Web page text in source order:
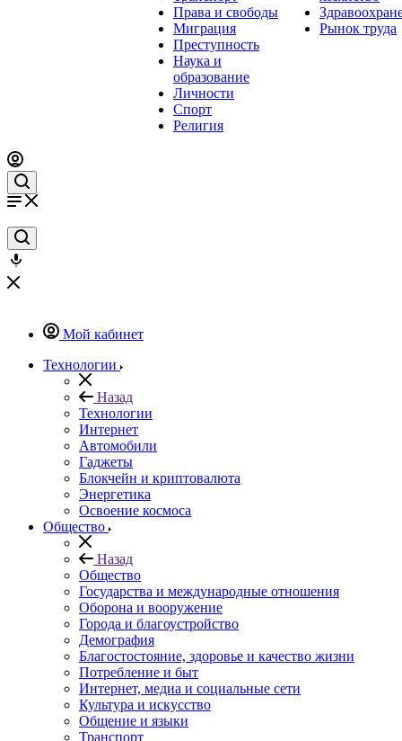
Права и свободы
Миграция
Преступность
Наука и
образование
Личности
Спорт
Религия
Рынок труда
Мой кабинет
Технологии
Назад
Технологии
Интернет
Автомобили
Гаджеты
Блокчейн и криптовалюта
Энергетика
Освоение космоса
Общество
Назад
Общество
Государства и международные отношения
Оборона и вооружение
Города и благоустройство
Демография
Благостостояние, здоровье и качество жизни
Потребление и быт
Интернет, медиа и социальные сети
Культура и искусство
Общение и языки
Транспорт